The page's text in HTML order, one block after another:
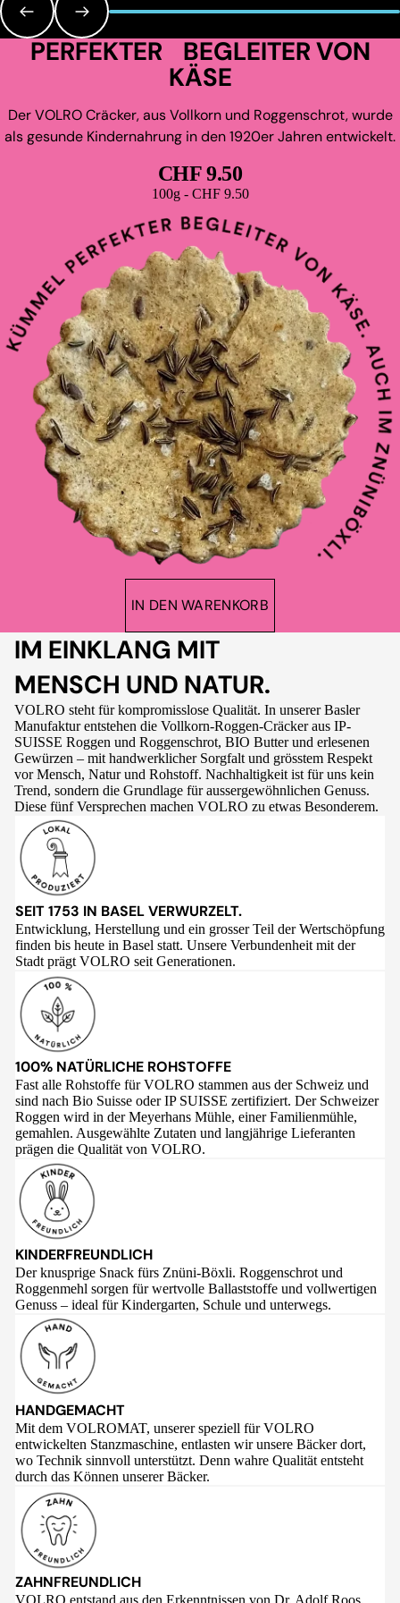
PERFEKTER BEGLEITER VON
KÄSE
Der VOLRO Cräcker, aus Vollkorn und Roggenschrot, wurde
als gesunde Kindernahrung in den 1920er Jahren entwickelt.
CHF 9.50
Grundpreis
100g - CHF 9.50
IN DEN WARENKORB
IM EINKLANG MIT
MENSCH UND NATUR.
VOLRO steht für kompromisslose Qualität. In unserer Basler
Manufaktur entstehen die Vollkorn-Roggen-Cräcker aus IP-
SUISSE Roggen und Roggenschrot, BIO Butter und erlesenen
Gewürzen – mit handwerklicher Sorgfalt und grösstem Respekt
vor Mensch, Natur und Rohstoff. Nachhaltigkeit ist für uns kein
Trend, sondern die Grundlage für aussergewöhnlichen Genuss.
Diese fünf Versprechen machen VOLRO zu etwas Besonderem.
SEIT 1753 IN BASEL VERWURZELT.
Entwicklung, Herstellung und ein grosser Teil der Wertschöpfung
finden bis heute in Basel statt. Unsere Verbundenheit mit der
Stadt prägt VOLRO seit Generationen.
100% NATÜRLICHE ROHSTOFFE
Fast alle Rohstoffe für VOLRO stammen aus der Schweiz und
sind nach Bio Suisse oder IP SUISSE zertifiziert. Der Schweizer
Roggen wird in der Meyerhans Mühle, einer Familienmühle,
gemahlen. Ausgewählte Zutaten und langjährige Lieferanten
prägen die Qualität von VOLRO.
KINDERFREUNDLICH
Der knusprige Snack fürs Znüni-Böxli. Roggenschrot und
Roggenmehl sorgen für wertvolle Ballaststoffe und vollwertigen
Genuss – ideal für Kindergarten, Schule und unterwegs.
HANDGEMACHT
Mit dem VOLROMAT, unserer speziell für VOLRO
entwickelten Stanzmaschine, entlasten wir unsere Bäcker dort,
wo Technik sinnvoll unterstützt. Denn wahre Qualität entsteht
durch das Können unserer Bäcker.
ZAHNFREUNDLICH
VOLRO entstand aus den Erkenntnissen von Dr. Adolf Roos,